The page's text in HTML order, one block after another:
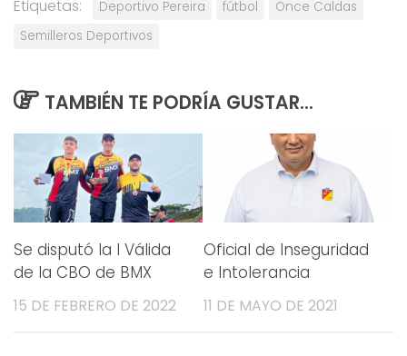
Etiquetas: Deportivo Pereira fútbol
Once Caldas
Semilleros Deportivos
TAMBIÉN TE PODRÍA GUSTAR...
Se disputó la I Válida
de la CBO de BMX
15 DE FEBRERO DE 2022
Oficial de Inseguridad
e Intolerancia
11 DE MAYO DE 2021